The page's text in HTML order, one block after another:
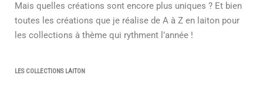
Mais quelles créations sont encore plus uniques ? Et bien
toutes les créations que je réalise de A à Z en laiton pour
les collections à thème qui rythment l’année !
LES COLLECTIONS LAITON